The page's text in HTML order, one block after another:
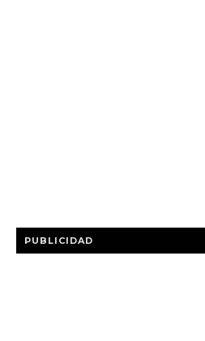
PUBLICIDAD